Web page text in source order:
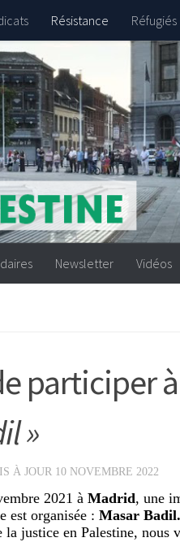
Résistance Réfugiés
Newsletter Vidéos
participer
»
À JOUR 10 NOVEMBRE 2022
2021 à Madrid, une
est organisée : Masar Badil.
la justice en Palestine, nous